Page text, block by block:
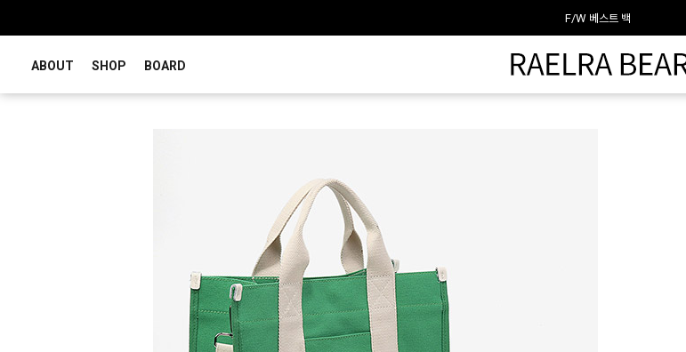
F/W 베스트 백
라엘라베어가 추천하는 이달의 백
ABOUT SHOP BOARD